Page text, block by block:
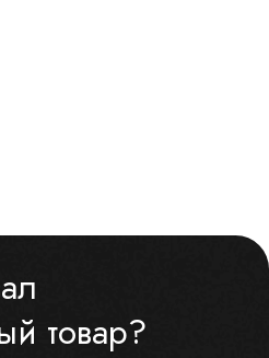
товар?